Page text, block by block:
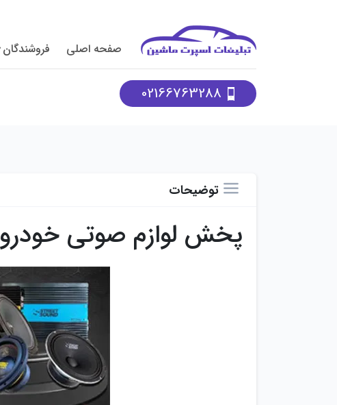
صفحه اصلی فروشندگان
02166763288
توضیحات
پخش لوازم صوتی خودرو